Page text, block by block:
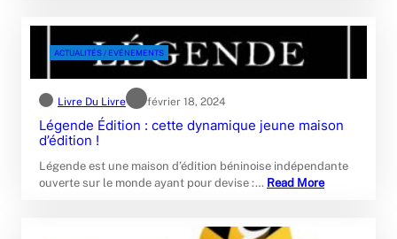
ACTUALITÉS / EVÉNEMENTS
Livre Du Livre février 18, 2024
Légende Édition : cette dynamique jeune maison
d’édition !
Légende est une maison d’édition béninoise indépendante
ouverte sur le monde ayant pour devise :… Read More